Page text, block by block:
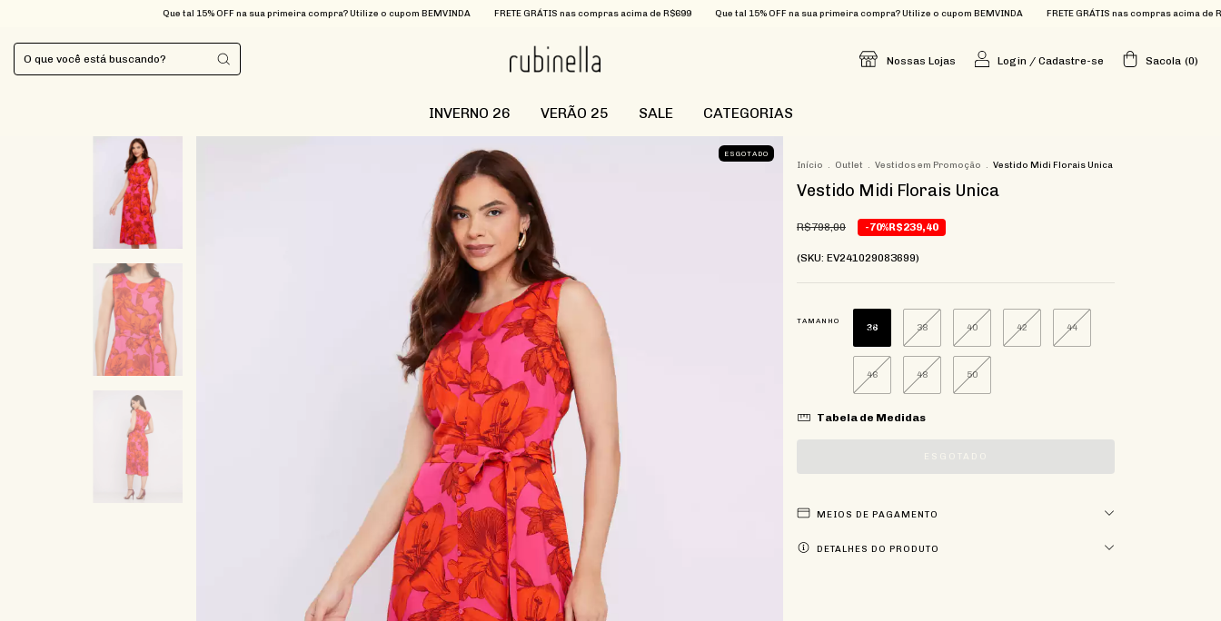
Que tal 15% OFF na sua primeira compra? Utilize o cupom BEMVINDA FRETE GRÁTIS nas compras acima de R$699 Que tal 15% OFF na sua primeira compra? Utilize o cupom BEMVINDA FRETE GRÁTIS nas compras acima de R$699
Nossas Lojas Login / Cadastre-se Sacola (0)
INVERNO 26 VERÃO 25 SALE CATEGORIAS
ESGOTADO
Início . Outlet . Vestidos em Promoção . Vestido Midi Florais Unica
Vestido Midi Florais Unica
R$798,00 -70%R$239,40
(SKU: EV241029083699)
TAMANHO
36 38 40 42 44
46 48 50
Tabela de Medidas
MEIOS DE PAGAMENTO
DETALHES DO PRODUTO